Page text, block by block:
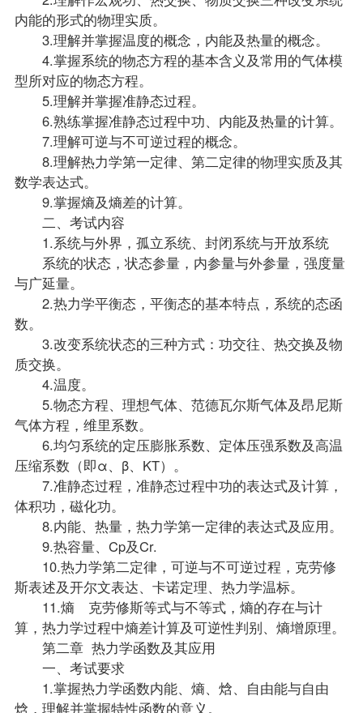
内能的形式的物理实质。
3.理解并掌握温度的概念，内能及热量的概念。
4.掌握系统的物态方程的基本含义及常用的气体模
型所对应的物态方程。
5.理解并掌握准静态过程。
6.熟练掌握准静态过程中功、内能及热量的计算。
7.理解可逆与不可逆过程的概念。
8.理解热力学第一定律、第二定律的物理实质及其
数学表达式。
9.掌握熵及熵差的计算。
二、考试内容
1.系统与外界，孤立系统、封闭系统与开放系统
系统的状态，状态参量，内参量与外参量，强度量
与广延量。
2.热力学平衡态，平衡态的基本特点，系统的态函
数。
3.改变系统状态的三种方式：功交往、热交换及物
质交换。
4.温度。
5.物态方程、理想气体、范德瓦尔斯气体及昂尼斯
气体方程，维里系数。
6.均匀系统的定压膨胀系数、定体压强系数及高温
压缩系数（即α、β、KT）。
7.准静态过程，准静态过程中功的表达式及计算，
体积功，磁化功。
8.内能、热量，热力学第一定律的表达式及应用。
9.热容量、Cp及Cr.
10.热力学第二定律，可逆与不可逆过程，克劳修
斯表述及开尔文表达、卡诺定理、热力学温标。
11.熵 克劳修斯等式与不等式，熵的存在与计
算，热力学过程中熵差计算及可逆性判别、熵增原理。
第二章 热力学函数及其应用
一、考试要求
1.掌握热力学函数内能、熵、焓、自由能与自由
焓，理解并掌握特性函数的意义。